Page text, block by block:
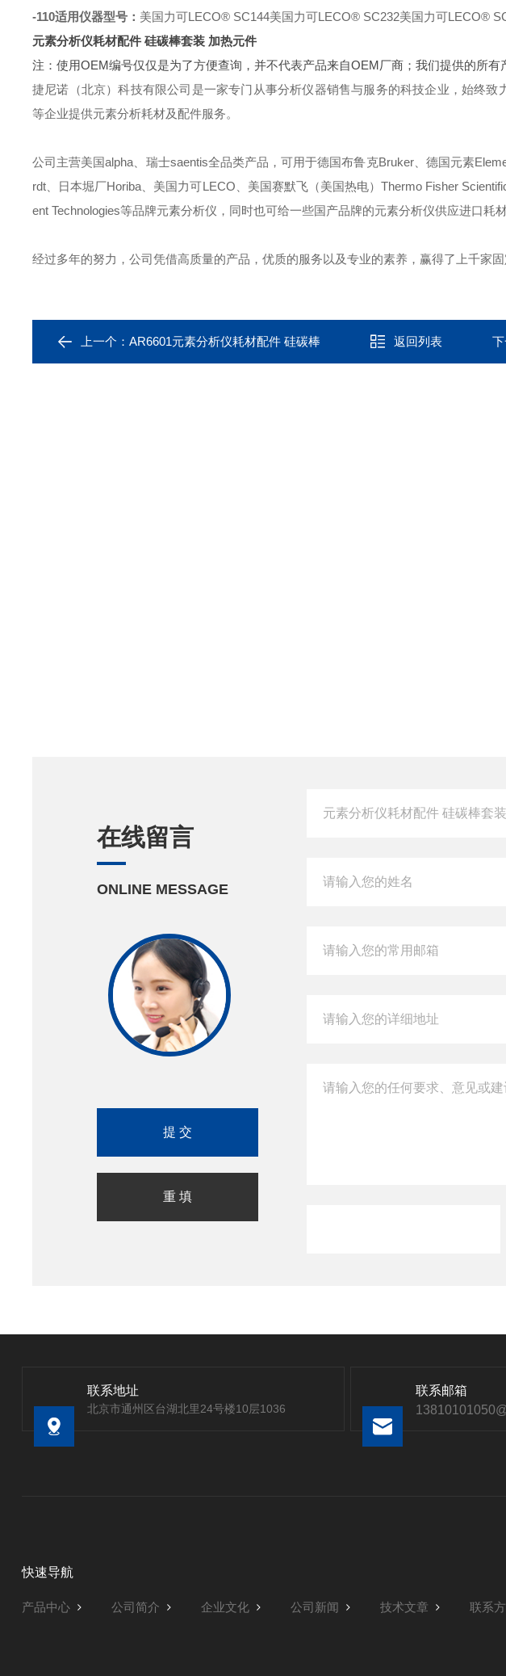
-110适用仪器型号： 美国力可LECO® SC144美国力可LECO® SC232美国力可LECO®
元素分析仪耗材配件 硅碳棒套装 加热元件
注：使用OEM编号仅仅是为了方便查询，并不代表产品来自OEM厂商；我们提供的所有
捷尼诺（北京）科技有限公司是一家专门从事分析仪器销售与服务的科技企业，始终
等企业提供元素分析耗材及配件服务。
公司主营美国alpha、瑞士saentis全品类产品，可用于德国布鲁克Bruker、德国元素
rdt、日本堀厂Horiba、美国力可LECO、美国赛默飞（美国热电）Thermo Fisher
ent Technologies等品牌元素分析仪，同时也可给一些国产品牌的元素分析仪供应进口耗
经过多年的努力，公司凭借高质量的产品，优质的服务以及专业的素养，赢得了上千家固
上一个： AR6601元素分析仪耗材配件 硅碳棒 返回列表 下
在线留言
ONLINE MESSAGE
联系地址
北京市通州区台湖北里24号楼10层1036
联系邮箱
快速导航
产品中心 公司简介 企业文化 公司新闻 技术文章 联系